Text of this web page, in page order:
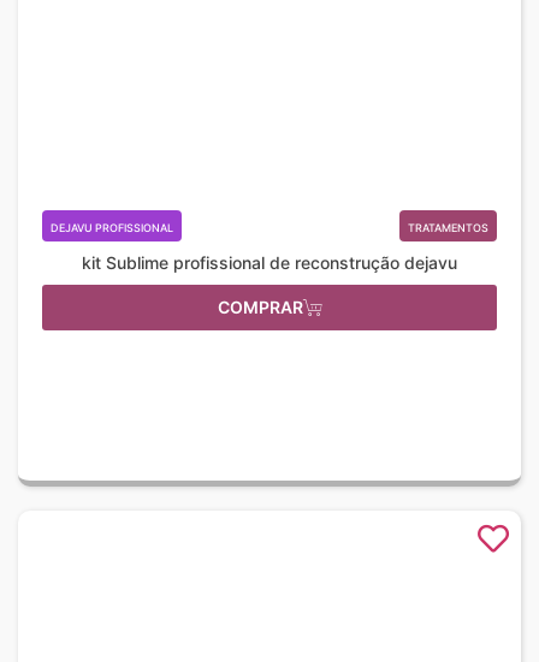
DEJAVU PROFISSIONAL TRATAMENTOS
kit Sublime profissional de reconstrução dejavu
COMPRAR